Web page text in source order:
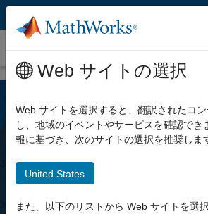
コンテンツへスキップ
Statistics and Machine
Statistics and
Web サイトの選択
Web サイトを選択すると、翻訳されたコ
し、地域のイベントやサービスを確認でき
報に基づき、次のサイトの選択を推奨しま
United States
また、以下のリストから Web サイトを選